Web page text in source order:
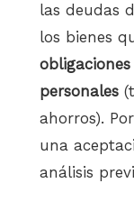
las deudas
los bienes
personales
ahorros).
una
análisis